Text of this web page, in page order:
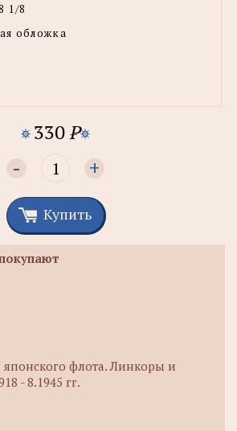
1/8
обложка
330P
- +
Купить
флота. Линкоры и
- 8.1945 гг.